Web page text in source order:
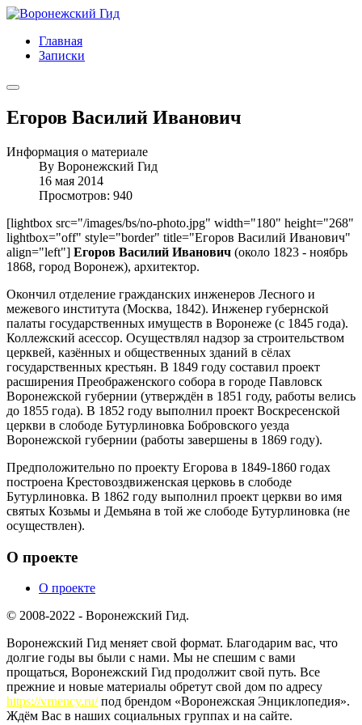
Главная
Записки
Егоров Василий Иванович
Информация о материале
By Воронежский Гид
16 мая 2014
Просмотров: 940
[lightbox src="/images/bs/no-photo.jpg" width="180" height="268"
lightbox="off" style="border" title="Егоров Василий Иванович"
align="left"] Егоров Василий Иванович (около 1823 - ноябрь
1868, город Воронеж), архитектор.
Окончил отделение гражданских инженеров Лесного и
межевого института (Москва, 1842). Инженер губернской
палаты государственных имуществ в Воронеже (с 1845 года).
Коллежский асессор. Осуществлял надзор за строительством
церквей, казённых и общественных зданий в сёлах
государственных крестьян. В 1849 году составил проект
расширения Преображенского собора в городе Павловск
Воронежской губернии (утверждён в 1851 году, работы велись
до 1855 года). В 1852 году выполнил проект Воскресенской
церкви в слободе Бутурлиновка Бобровского уезда
Воронежской губернии (работы завершены в 1869 году).
Предположительно по проекту Егорова в 1849-1860 годах
построена Крестовоздвиженская церковь в слободе
Бутурлиновка. В 1862 году выполнил проект церкви во имя
святых Козьмы и Демьяна в той же слободе Бутурлиновка (не
осуществлен).
О проекте
О проекте
© 2008-2022 - Воронежский Гид.
Воронежский Гид меняет свой формат. Благодарим вас, что
долгие годы вы были с нами. Мы не спешим с вами
прощаться, Воронежский Гид продолжит свой путь. Все
прежние и новые материалы обретут свой дом по адресу
https://vrnency.ru/под брендом «Воронежская Энциклопедия».
Ждём Вас в наших социальных группах и на сайте.